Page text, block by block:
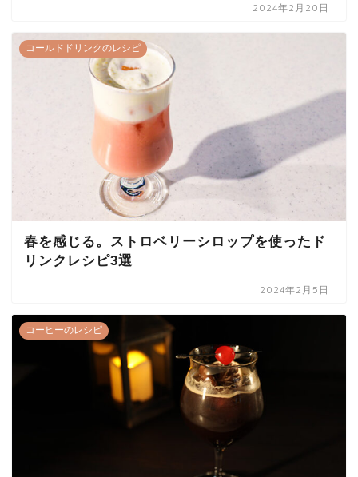
2024年2月20日
コールドドリンクのレシピ
春を感じる。ストロベリーシロップを使ったド
リンクレシピ3選
2024年2月5日
コーヒーのレシピ